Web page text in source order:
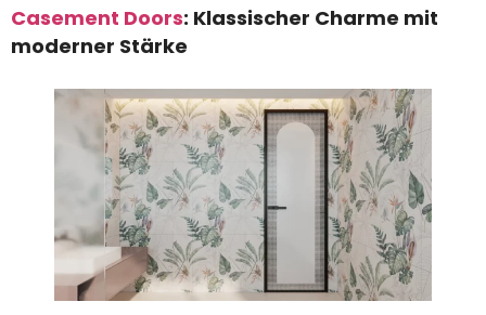
Casement Doors: Klassischer Charme mit
moderner Stärke